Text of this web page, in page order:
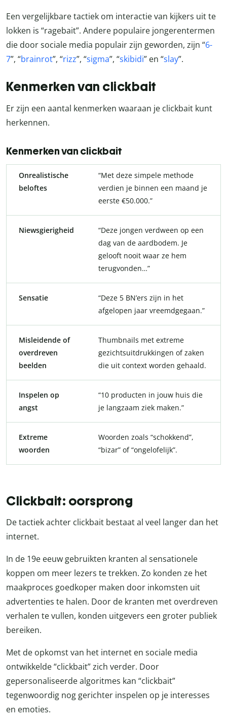
Een vergelijkbare tactiek om interactie van kijkers uit te
lokken is “ragebait”. Andere populaire jongerentermen
die door sociale media populair zijn geworden, zijn “6-
7”, “brainrot”, “rizz”, “sigma”, “skibidi” en “slay”.
Kenmerken van clickbait
Er zijn een aantal kenmerken waaraan je clickbait kunt
herkennen.
Kenmerken van clickbait
Onrealistische
beloftes
“Met deze simpele methode
verdien je binnen een maand je
eerste €50.000.”
Niewsgierigheid
“Deze jongen verdween op een
dag van de aardbodem. Je
gelooft nooit waar ze hem
terugvonden…”
Sensatie
“Deze 5 BN’ers zijn in het
afgelopen jaar vreemdgegaan.”
Misleidende of
overdreven
beelden
Thumbnails met extreme
gezichtsuitdrukkingen of zaken
die uit context worden gehaald.
Inspelen op
angst
“10 producten in jouw huis die
je langzaam ziek maken.”
Extreme
woorden
Woorden zoals “schokkend”,
“bizar” of “ongelofelijk”.
Clickbait: oorsprong
De tactiek achter clickbait bestaat al veel langer dan het
internet.
In de 19e eeuw gebruikten kranten al sensationele
koppen om meer lezers te trekken. Zo konden ze het
maakproces goedkoper maken door inkomsten uit
advertenties te halen. Door de kranten met overdreven
verhalen te vullen, konden uitgevers een groter publiek
bereiken.
Met de opkomst van het internet en sociale media
ontwikkelde “clickbait” zich verder. Door
gepersonaliseerde algoritmes kan “clickbait”
tegenwoordig nog gerichter inspelen op je interesses
en emoties.